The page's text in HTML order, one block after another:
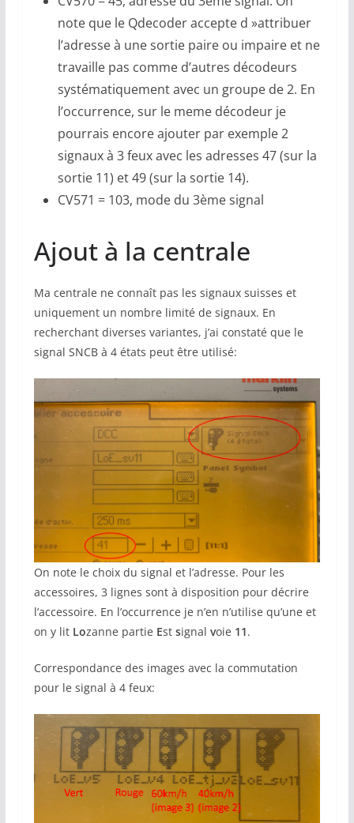
note que le Qdecoder accepte d »attribuer
l’adresse à une sortie paire ou impaire et ne
travaille pas comme d’autres décodeurs
systématiquement avec un groupe de 2. En
l’occurrence, sur le meme décodeur je
pourrais encore ajouter par exemple 2
signaux à 3 feux avec les adresses 47 (sur la
sortie 11) et 49 (sur la sortie 14).
CV571 = 103, mode du 3ème signal
Ajout à la centrale
Ma centrale ne connaît pas les signaux suisses et
uniquement un nombre limité de signaux. En
recherchant diverses variantes, j’ai constaté que le
signal SNCB à 4 états peut être utilisé:
On note le choix du signal et l’adresse. Pour les
accessoires, 3 lignes sont à disposition pour décrire
l’accessoire. En l’occurrence je n’en n’utilise qu’une et
on y lit Lozanne partie Est signal voie 11.
Correspondance des images avec la commutation
pour le signal à 4 feux: